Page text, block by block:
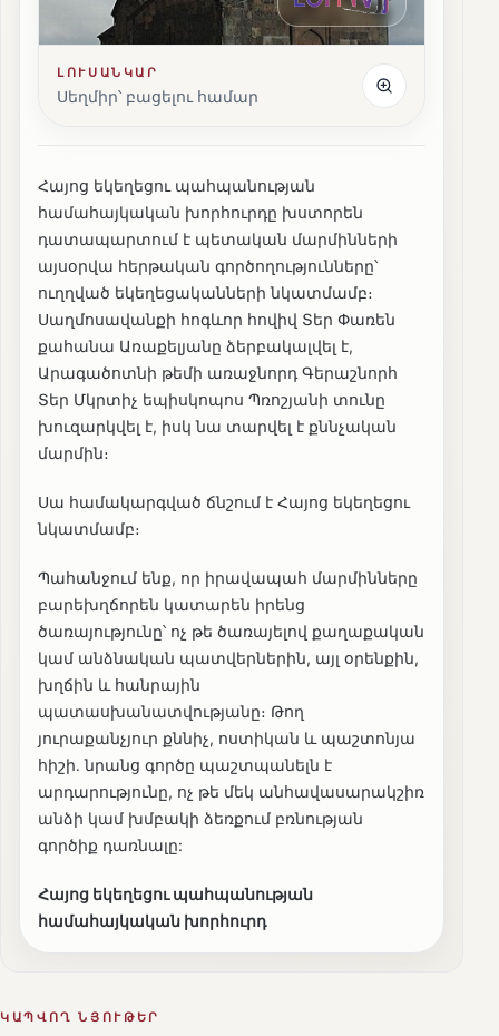
ԼՈՒՍԱՆԿԱՐ
Սեղմիր՝ բացելու համար
Հայոց եկեղեցու պահպանության
համահայկական խորհուրդը խստորեն
դատապարտում է պետական մարմինների
այսօրվա հերթական գործողությունները՝
ուղղված եկեղեցականների նկատմամբ։
Սաղմոսավանքի հոգևոր հովիվ Տեր Փառեն
քահանա Առաքելյանը ձերբակալվել է,
Արագածոտնի թեմի առաջնորդ Գերաշնորհ
Տեր Մկրտիչ եպիսկոպոս Պռոշյանի տունը
խուզարկվել է, իսկ նա տարվել է քննչական
մարմին։
Սա համակարգված ճնշում է Հայոց եկեղեցու
նկատմամբ։
Պահանջում ենք, որ իրավապահ մարմինները
բարեխղճորեն կատարեն իրենց
ծառայությունը՝ ոչ թե ծառայելով քաղաքական
կամ անձնական պատվերներին, այլ օրենքին,
խղճին և հանրային
պատասխանատվությանը։ Թող
յուրաքանչյուր քննիչ, ոստիկան և պաշտոնյա
հիշի․ նրանց գործը պաշտպանելն է
արդարությունը, ոչ թե մեկ անհավասարակշիռ
անձի կամ խմբակի ձեռքում բռնության
գործիք դառնալը:
Հայոց եկեղեցու պահպանության
համահայկական խորհուրդ
ԿԱՊՎՈՂ ՆՅՈՒԹԵՐ